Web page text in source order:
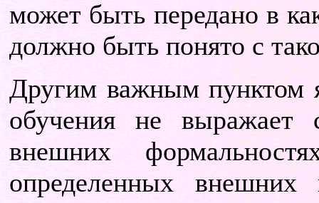
может быть передано в
должно быть понято с
Другим важным пунктом
обучения не выражает
внешних
определенных внешних